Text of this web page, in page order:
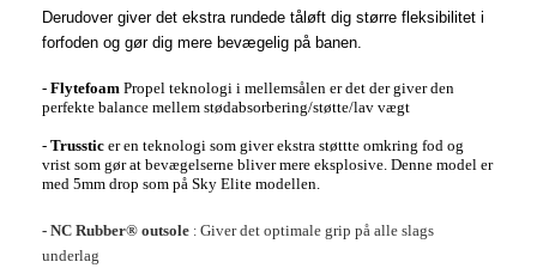
Derudover giver det ekstra rundede tåløft dig større fleksibilitet i
forfoden og gør dig mere bevægelig på banen.
- Flytefoam Propel teknologi i mellemsålen er det der giver den
perfekte balance mellem stødabsorbering/støtte/lav vægt
- Trusstic er en teknologi som giver ekstra støttte omkring fod og
vrist som gør at bevægelserne bliver mere eksplosive. Denne model er
med 5mm drop som på Sky Elite modellen.
- NC Rubber® outsole : Giver det optimale grip på alle slags
underlag